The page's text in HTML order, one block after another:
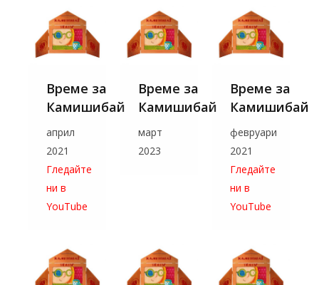
Време за
Камишибай
април
2021
Гледайте
ни в
YouTube
Време за
Камишибай
март
2023
Време за
Камишибай
февруари
2021
Гледайте
ни в
YouTube